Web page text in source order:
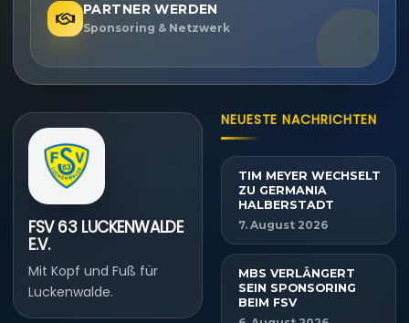
PARTNER WERDEN
Sponsoring & Netzwerk
FSV 63 LUCKENWALDE
E.V.
Mit Kopf und Fuß für
Luckenwalde.
NEUESTE NACHRICHTEN
TIM MEYER WECHSELT
ZU GERMANIA
HALBERSTADT
7. August 2026
MBS VERLÄNGERT
SEIN SPONSORING
BEIM FSV